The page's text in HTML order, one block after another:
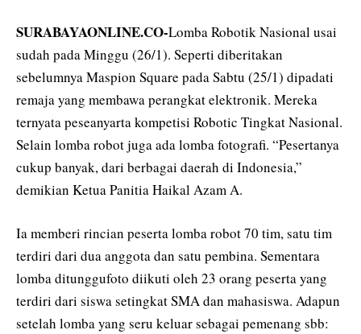
SURABAYAONLINE.CO-Lomba Robotik Nasional usai
sudah pada Minggu (26/1). Seperti diberitakan
sebelumnya Maspion Square pada Sabtu (25/1) dipadati
remaja yang membawa perangkat elektronik. Mereka
ternyata peseanyarta kompetisi Robotic Tingkat Nasional.
Selain lomba robot juga ada lomba fotografi. “Pesertanya
cukup banyak, dari berbagai daerah di Indonesia,”
demikian Ketua Panitia Haikal Azam A.
Ia memberi rincian peserta lomba robot 70 tim, satu tim
terdiri dari dua anggota dan satu pembina. Sementara
lomba ditunggufoto diikuti oleh 23 orang peserta yang
terdiri dari siswa setingkat SMA dan mahasiswa. Adapun
setelah lomba yang seru keluar sebagai pemenang sbb: